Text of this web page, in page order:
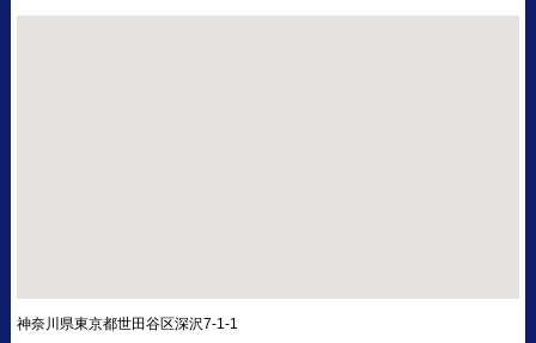
神奈川県東京都世田谷区深沢7-1-1